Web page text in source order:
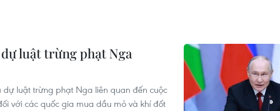
luật trừng phạt Nga
luật trừng phạt Nga liên quan đến cuộc
với các quốc gia mua dầu mỏ và khí đốt